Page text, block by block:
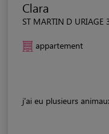
Clara
ST MARTIN D URIAGE
appartement
j'ai eu plusieurs